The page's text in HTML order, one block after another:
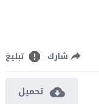
شارك تبليغ
تحميل